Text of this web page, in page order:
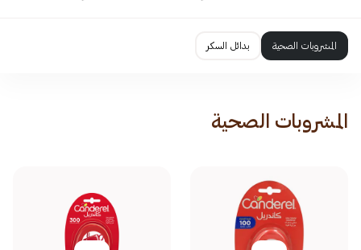
المشروبات الصحية بدائل السكر
المشروبات الصحية